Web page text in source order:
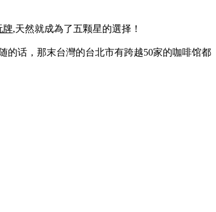
牌,天然就成為了五颗星的選择！
的话，那末台灣的台北市有跨越50家的咖啡馆都